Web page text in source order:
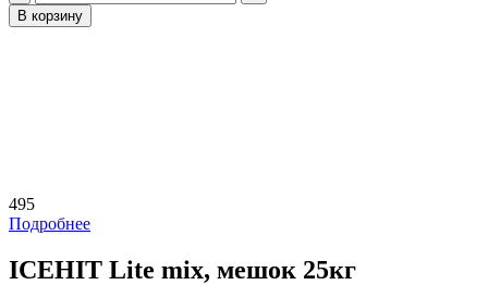
В корзину
495
Подробнее
ICEHIT Lite mix, мешок 25кг